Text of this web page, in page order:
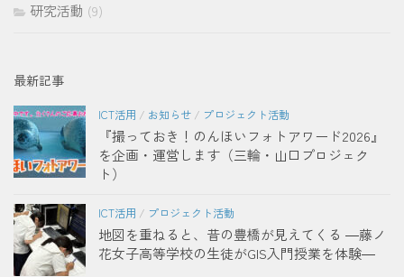
研究活動 (9)
最新記事
ICT活用 / お知らせ / プロジェクト活動
『撮っておき！のんほいフォトアワード2026』
を企画・運営します（三輪・山口プロジェク
ト）
ICT活用 / プロジェクト活動
地図を重ねると、昔の豊橋が見えてくる ―藤ノ
花女子高等学校の生徒がGIS入門授業を体験―